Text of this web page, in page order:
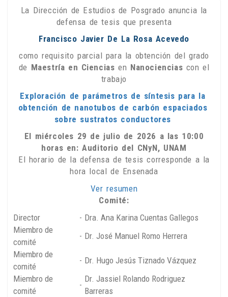
La Dirección de Estudios de Posgrado anuncia la
defensa de tesis que presenta
Francisco Javier De La Rosa Acevedo
como requisito parcial para la obtención del grado
de Maestría en Ciencias en Nanociencias con el
trabajo
Exploración de parámetros de síntesis para la
obtención de nanotubos de carbón espaciados
sobre sustratos conductores
El miércoles 29 de julio de 2026 a las 10:00
horas en: Auditorio del CNyN, UNAM
El horario de la defensa de tesis corresponde a la
hora local de Ensenada
Ver resumen
Comité:
Director
- Dra. Ana Karina Cuentas Gallegos
Miembro de
comité
- Dr. José Manuel Romo Herrera
Miembro de
comité
- Dr. Hugo Jesús Tiznado Vázquez
Miembro de
comité
-
Dr. Jassiel Rolando Rodriguez
Barreras